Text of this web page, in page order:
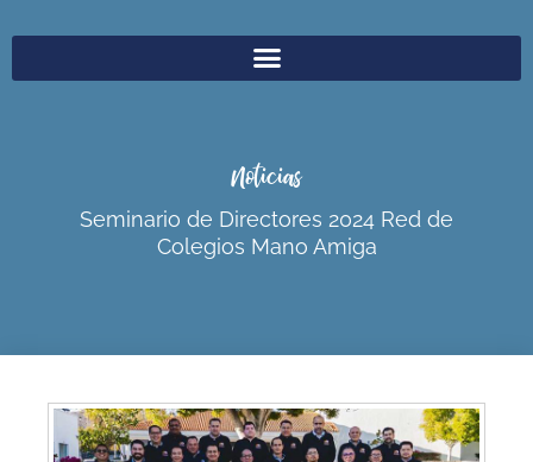
Noticias
Seminario de Directores 2024 Red de
Colegios Mano Amiga